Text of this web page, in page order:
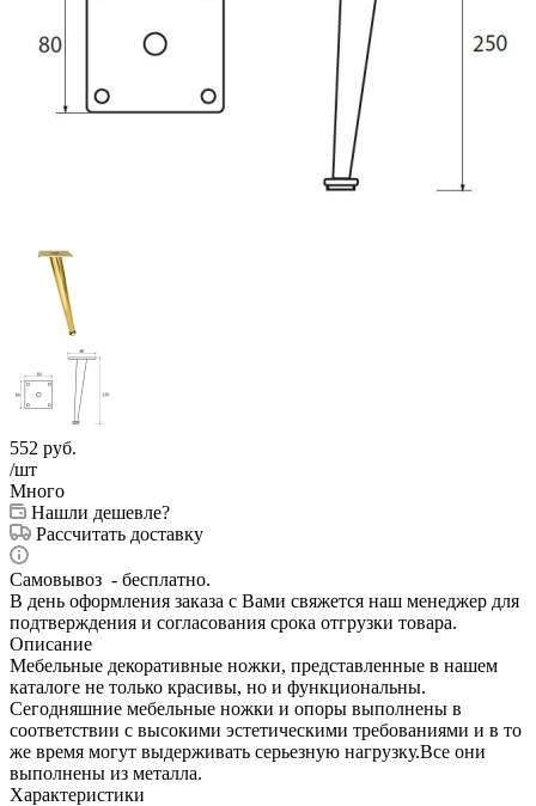
552 руб.
/шт
Много
Нашли дешевле?
Рассчитать доставку
Самовывоз - бесплатно.
В день оформления заказа с Вами свяжется наш менеджер для
подтверждения и согласования срока отгрузки товара.
Описание
Мебельные декоративные ножки, представленные в нашем
каталоге не только красивы, но и функциональны.
Сегодняшние мебельные ножки и опоры выполнены в
соответствии с высокими эстетическими требованиями и в то
же время могут выдерживать серьезную нагрузку.Все они
выполнены из металла.
Характеристики